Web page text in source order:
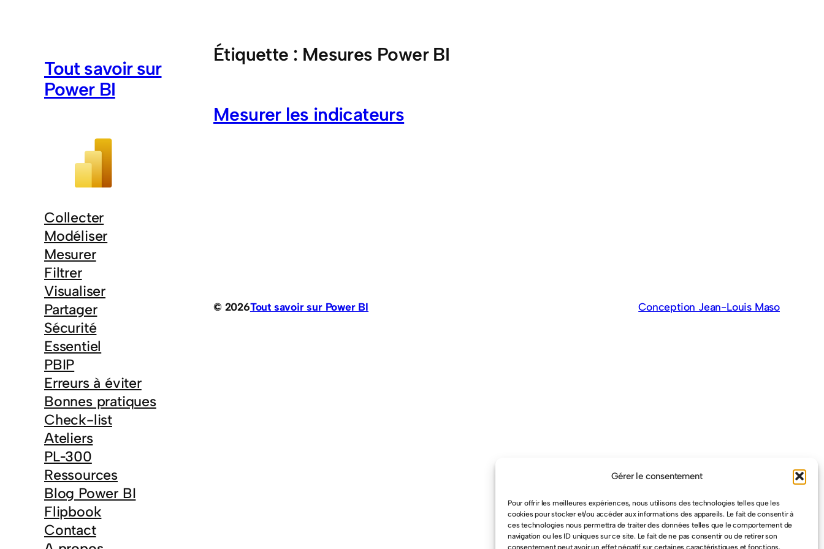
Gérer le consentement
Pour offrir les meilleures expériences, nous utilisons des technologies telles que les
cookies pour stocker et/ou accéder aux informations des appareils. Le fait de consentir à
ces technologies nous permettra de traiter des données telles que le comportement de
navigation ou les ID uniques sur ce site. Le fait de ne pas consentir ou de retirer son
consentement peut avoir un effet négatif sur certaines caractéristiques et fonctions.
Tout savoir sur
Power BI
Collecter
Modéliser
Mesurer
Filtrer
Visualiser
Partager
Sécurité
Essentiel
PBIP
Erreurs à éviter
Bonnes pratiques
Check-list
Ateliers
PL‑300
Ressources
Blog Power BI
Flipbook
Contact
Étiquette : Mesures Power BI
Mesurer les indicateurs
© 2026Tout savoir sur Power BI Conception Jean-Louis Maso